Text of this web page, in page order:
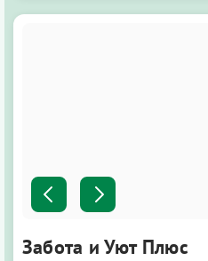
Забота и Уют Плюс